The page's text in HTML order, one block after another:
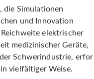
die Simulationen
und Innovation
elektrischer
medizinischer Geräte,
Schwerindustrie,
vielfältiger Weise.